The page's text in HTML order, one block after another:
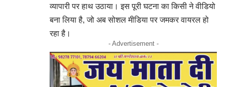
व्यापारी पर हाथ उठाया। इस पूरी घटना का किसी ने वीडियो
बना लिया है, जो अब सोशल मीडिया पर जमकर वायरल हो
रहा है।
- Advertisement -